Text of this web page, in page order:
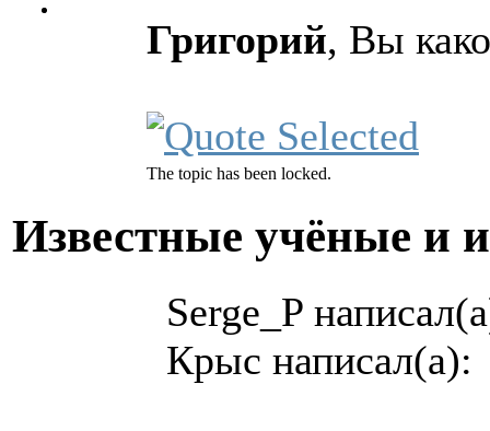
Григорий, Вы
The topic has been locked.
Известные учёные и
Serge_P
Крыс написал(а):